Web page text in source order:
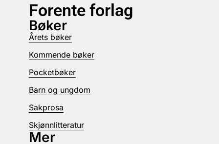
Forente forlag
Bøker
Årets bøker
Kommende bøker
Pocketbøker
Barn og ungdom
Sakprosa
Skjønnlitteratur
Mer